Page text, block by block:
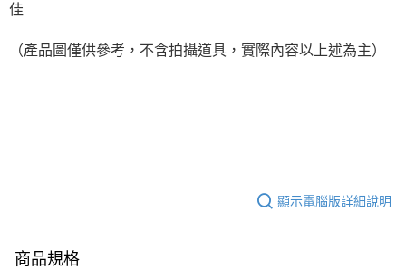
佳
（產品圖僅供參考，不含拍攝道具，實際內容以上述為主）
顯示電腦版詳細說明
商品規格